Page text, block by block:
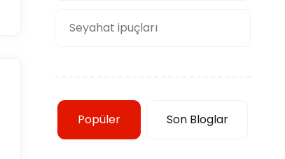
Seyahat ipuçları
Popüler Son Bloglar